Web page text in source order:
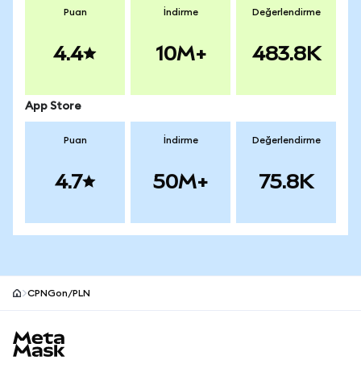
Puan
4.4
İndirme
10M+
Değerlendirme
483.8K
App Store
Puan
4.7
İndirme
50M+
Değerlendirme
75.8K
CPNGon/PLN